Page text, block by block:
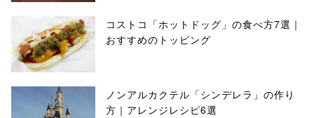
コストコ「ホットドッグ」の食べ方7選｜
おすすめのトッピング
ノンアルカクテル「シンデレラ」の作り
方｜アレンジレシピ6選